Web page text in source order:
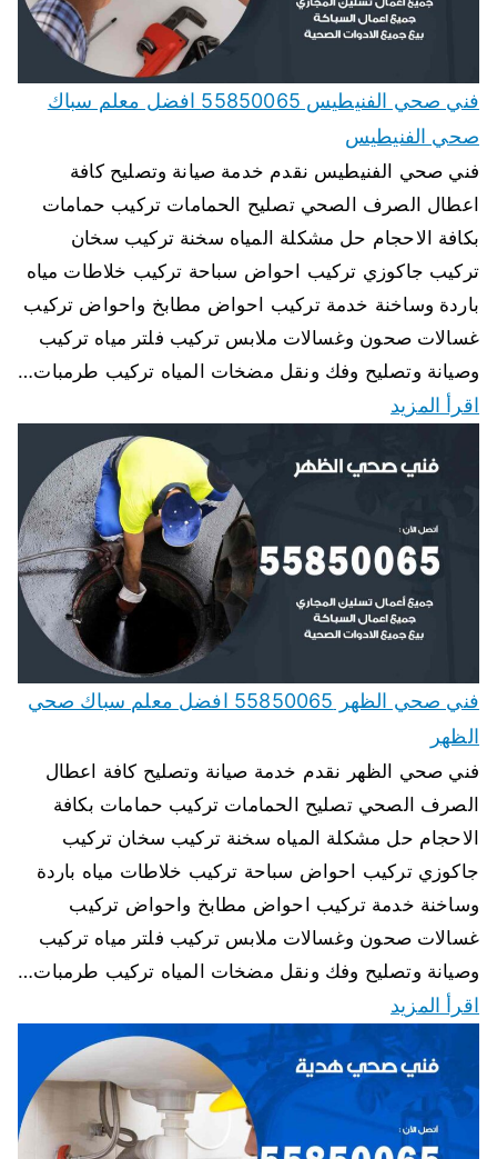
فني صحي الفنيطيس 55850065 افضل معلم سباك
صحي الفنيطيس
فني صحي الفنيطيس نقدم خدمة صيانة وتصليح كافة
اعطال الصرف الصحي تصليح الحمامات تركيب حمامات
بكافة الاحجام حل مشكلة المياه سخنة تركيب سخان
تركيب جاكوزي تركيب احواض سباحة تركيب خلاطات مياه
باردة وساخنة خدمة تركيب احواض مطابخ واحواض تركيب
غسالات صحون وغسالات ملابس تركيب فلتر مياه تركيب
وصيانة وتصليح وفك ونقل مضخات المياه تركيب طرمبات…
اقرأ المزيد
فني صحي الظهر 55850065 افضل معلم سباك صحي
الظهر
فني صحي الظهر نقدم خدمة صيانة وتصليح كافة اعطال
الصرف الصحي تصليح الحمامات تركيب حمامات بكافة
الاحجام حل مشكلة المياه سخنة تركيب سخان تركيب
جاكوزي تركيب احواض سباحة تركيب خلاطات مياه باردة
وساخنة خدمة تركيب احواض مطابخ واحواض تركيب
غسالات صحون وغسالات ملابس تركيب فلتر مياه تركيب
وصيانة وتصليح وفك ونقل مضخات المياه تركيب طرمبات…
اقرأ المزيد